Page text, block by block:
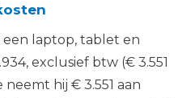
laptop, tablet en
exclusief btw (€ 3.551
hij € 3.551 aan